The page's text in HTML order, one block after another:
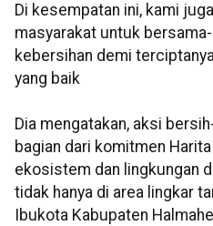
Di kesempatan ini, kami
masyarakat untuk
kebersihan demi
yang baik
Dia mengatakan, aksi
bagian dari komitmen
ekosistem dan lingkungan
tidak hanya di area lingkar
Ibukota Kabupaten